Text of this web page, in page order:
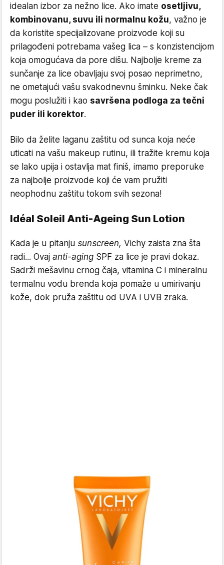
idealan izbor za nežno lice. Ako imate osetljivu,
kombinovanu, suvu ili normalnu kožu, važno je
da koristite specijalizovane proizvode koji su
prilagođeni potrebama vašeg lica – s konzistencijom
koja omogućava da pore dišu. Najbolje kreme za
sunčanje za lice obavljaju svoj posao neprimetno,
ne ometajući vašu svakodnevnu šminku. Neke čak
mogu poslužiti i kao savršena podloga za tečni
puder ili korektor.
Bilo da želite laganu zaštitu od sunca koja neće
uticati na vašu makeup rutinu, ili tražite kremu koja
se lako upija i ostavlja mat finiš, imamo preporuke
za najbolje proizvode koji će vam pružiti
neophodnu zaštitu tokom svih sezona!
Idéal Soleil Anti-Ageing Sun Lotion
Kada je u pitanju sunscreen, Vichy zaista zna šta
radi... Ovaj anti-aging SPF za lice je pravi dokaz.
Sadrži mešavinu crnog čaja, vitamina C i mineralnu
termalnu vodu brenda koja pomaže u umirivanju
kože, dok pruža zaštitu od UVA i UVB zraka.